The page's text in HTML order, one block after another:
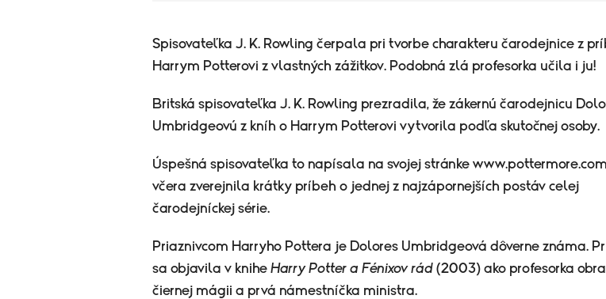
Spisovateľka J. K. Rowling čerpala pri tvorbe charakteru čarodejnice z
Harrym Potterovi z vlastných zážitkov. Podobná zlá profesorka učila i ju!
Britská spisovateľka J. K. Rowling prezradila, že zákernú čarodejnicu
Umbridgeovú z kníh o Harrym Potterovi vytvorila podľa skutočnej osoby.
Úspešná spisovateľka to napísala na svojej stránke
včera zverejnila krátky príbeh o jednej z najzápornejších postáv celej
čarodejníckej série.
Priaznivcom Harryho Pottera je Dolores Umbridgeová dôverne známa.
sa objavila v knihe Harry Potter a Fénixov rád (2003) ako profesorka
čiernej mágii a prvá námestníčka ministra.